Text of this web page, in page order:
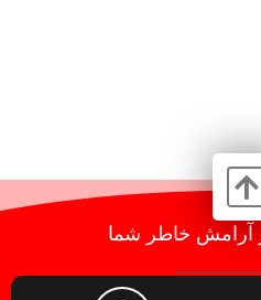
آرامش خاطر شما